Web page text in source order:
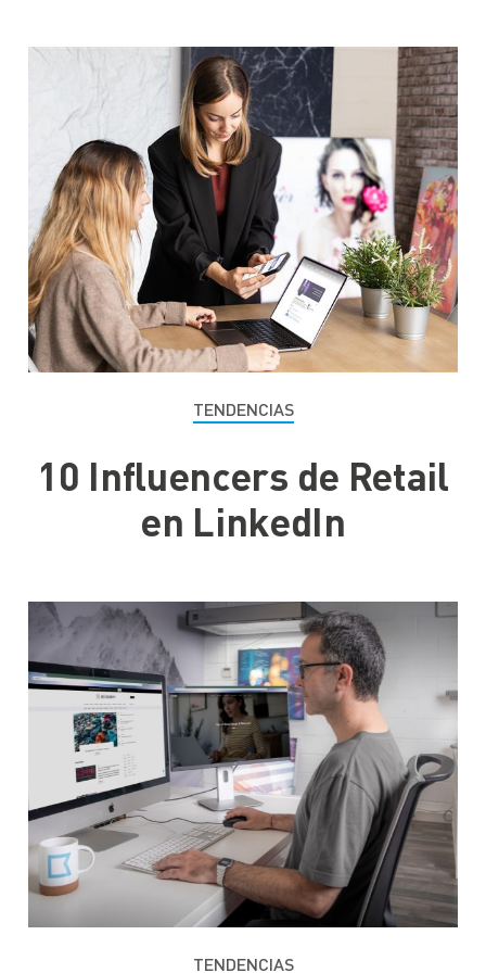
TENDENCIAS
10 Influencers de Retail
en LinkedIn
TENDENCIAS